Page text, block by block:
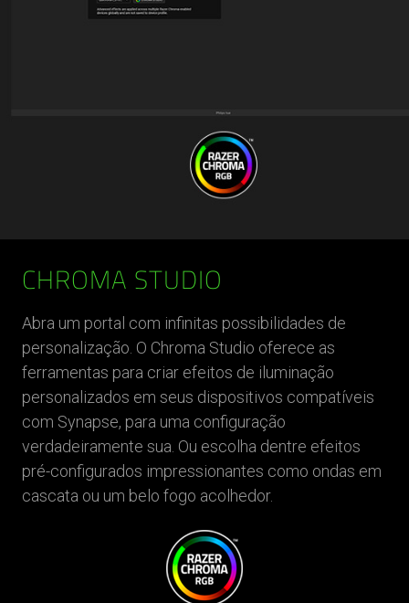
CHROMA STUDIO
Abra um portal com infinitas possibilidades de
personalização. O Chroma Studio oferece as
ferramentas para criar efeitos de iluminação
personalizados em seus dispositivos compatíveis
com Synapse, para uma configuração
verdadeiramente sua. Ou escolha dentre efeitos
pré-configurados impressionantes como ondas em
cascata ou um belo fogo acolhedor.